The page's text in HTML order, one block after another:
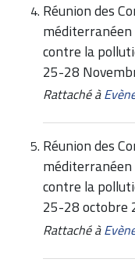
Réunion des
contre la
25-28
Rattaché à
Réunion des
contre la
25-28 octobre
Rattaché à